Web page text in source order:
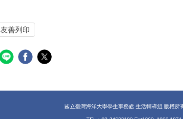
友善列印
國立臺灣海洋大學學生事務處 生活輔導組 版權所